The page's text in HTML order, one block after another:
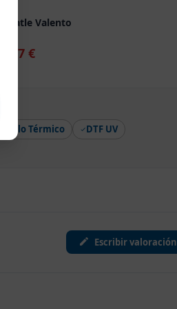
Seatle Valento
1,47 €
Vinilo Térmico
DTF UV
Escribir valoración